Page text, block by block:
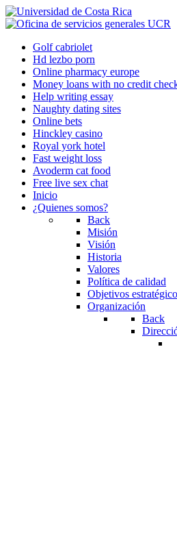
Golf cabriolet
Hd lezbo porn
Online pharmacy europe
Money loans with no credit
Help writing essay
Naughty dating sites
Online bets
Hinckley casino
Royal york hotel
Fast weight loss
Avoderm cat food
Free live sex chat
Inicio
¿Quienes somos?
Back
Misión
Visión
Historia
Valores
Política de calidad
Objetivos
Organización
Back